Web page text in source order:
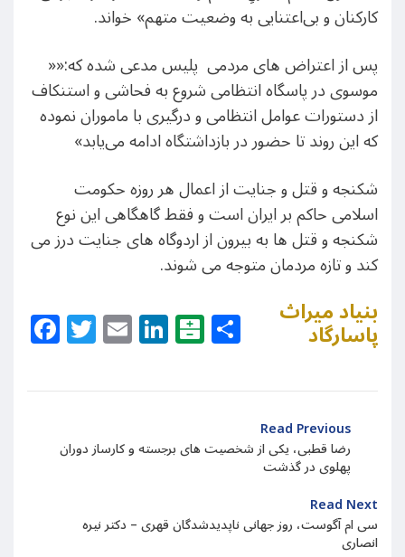
کارکنان و بی‌اعتنایی به وضعیت متهم» خواند.
پس از اعتراض های مردمی پلیس مدعی شده که:‌««
موسوی در پاسگاه انتظامی شروع به فحاشی و استنکاف
از دستورات عوامل انتظامی و درگیری با ماموران نموده
که این روند تا حضور در بازداشتگاه ادامه می‌یابد»
شکنجه و قتل و جنایت از اعمال هر روزه حکومت
اسلامی حاکم بر ایران است و فقط گاهگاهی این نوع
شکنجه و قتل ها به بیرون از اردوگاه های جنایت درز می
کند و تازه مردمان متوجه می شوند.
Facebook
Twitter
EmailLinkedIn
Balatarin
Share
بنیاد میراث
پاسارگاد
Read Previous
رضا قطبی، یکی از شخصیت های برجسته و کارساز دوران
پهلوی در گذشت
Read Next
سی ام آگوست، روز جهانی ناپدیدشدگان قهری – دکتر نیره
انصاری